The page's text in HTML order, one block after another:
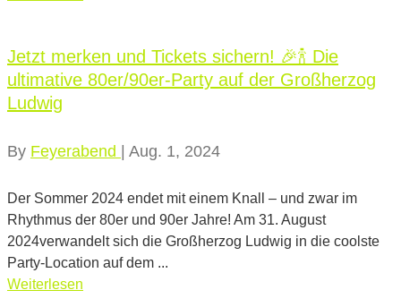
Jetzt merken und Tickets sichern! 🎉🍾 Die
ultimative 80er/90er-Party auf der Großherzog
Ludwig
By Feyerabend | Aug. 1, 2024
Der Sommer 2024 endet mit einem Knall – und zwar im
Rhythmus der 80er und 90er Jahre! Am 31. August
2024verwandelt sich die Großherzog Ludwig in die coolste
Party-Location auf dem ...
Weiterlesen